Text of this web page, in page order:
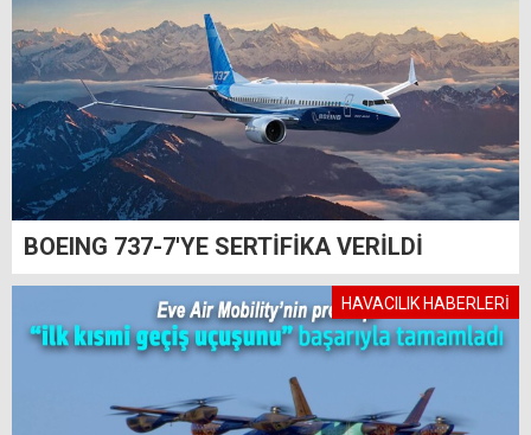
BOEING 737-7'YE SERTİFİKA VERİLDİ
HAVACILIK HABERLERİ